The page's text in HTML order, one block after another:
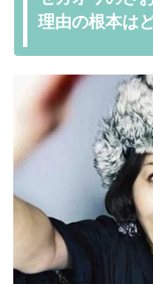
理由の根本は